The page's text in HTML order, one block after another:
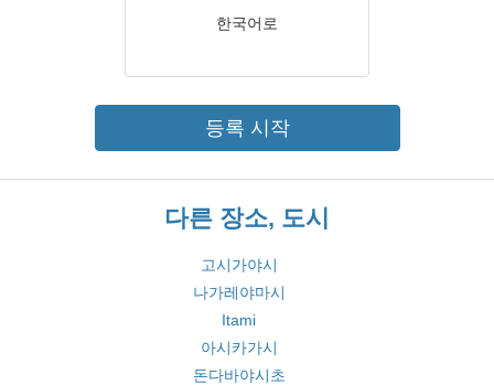
한국어로
등록 시작
다른 장소, 도시
고시가야시
나가레야마시
Itami
아시카가시
돈다바야시초